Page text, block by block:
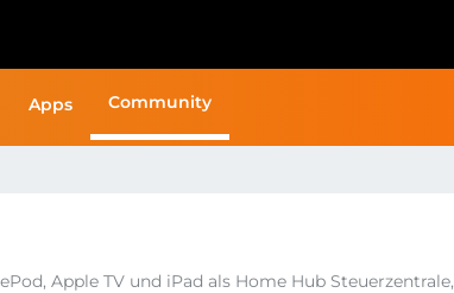
Apps Community
Apple TV und iPad als Home Hub Steuerzentrale,